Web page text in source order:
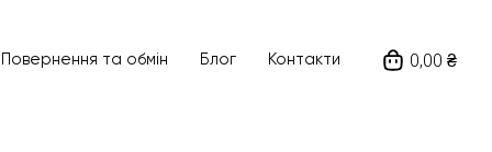
Повернення та обмін Блог Контакти 0,00 ₴
Ціна